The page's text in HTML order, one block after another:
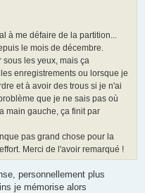
à me défaire de la partition...
le mois de décembre.
les yeux, mais ça
enregistrements ou lorsque je
et à avoir des trous si je n'ai
que je ne sais pas où
main gauche, ça finit par
pas grand chose pour la
Merci de l'avoir remarqué !
personnellement plus
je mémorise alors